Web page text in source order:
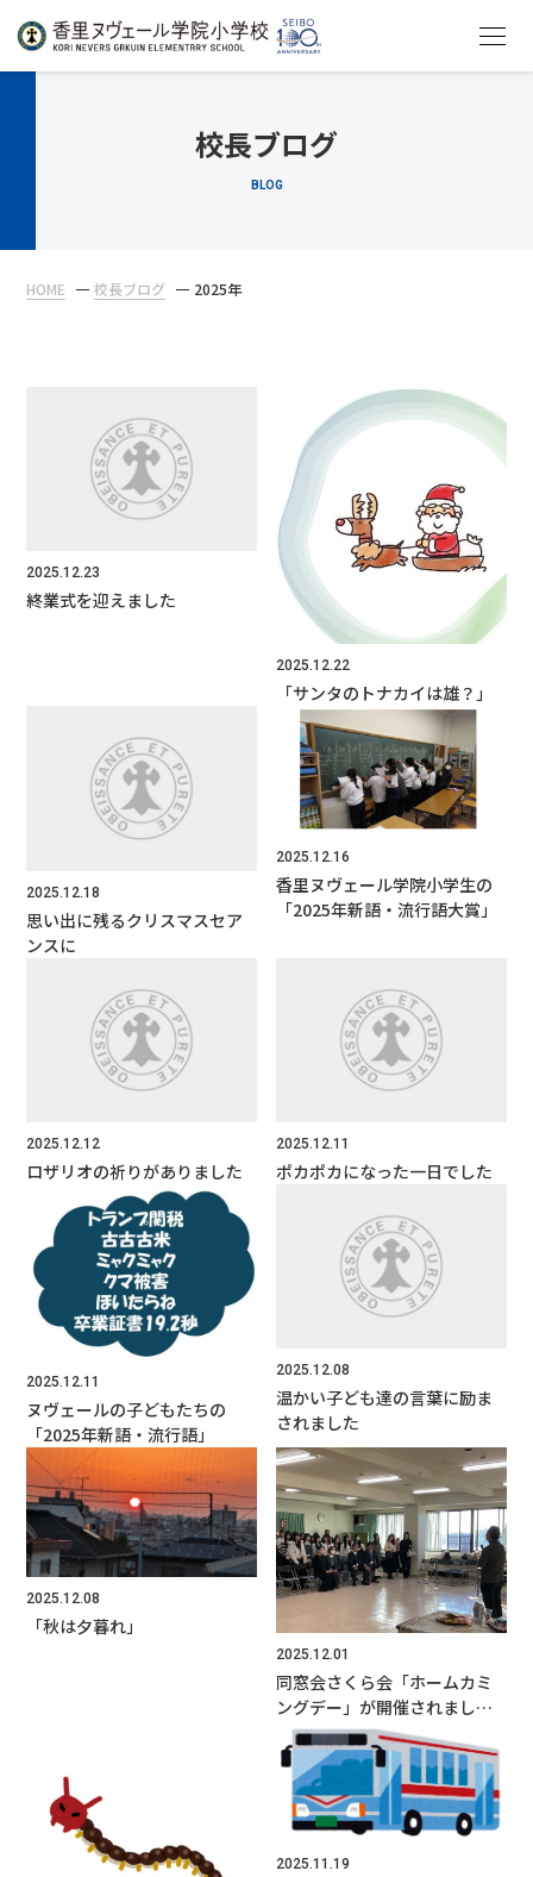
アクセス
校長ブログ
BLOG
HOME 校長ブログ 2025年
2025.12.23
終業式を迎えました
2025.12.22
「サンタのトナカイは雄？」
2025.12.18
思い出に残るクリスマスセア
ンスに
2025.12.16
香里ヌヴェール学院小学生の
「2025年新語・流行語大賞」
2025.12.12
ロザリオの祈りがありました
2025.12.11
ポカポカになった一日でした
2025.12.11
ヌヴェールの子どもたちの
「2025年新語・流行語」
2025.12.08
温かい子ども達の言葉に励ま
されました
2025.12.08
「秋は夕暮れ」
2025.12.01
同窓会さくら会「ホームカミ
ングデー」が開催されまし
た。
2025.11.19